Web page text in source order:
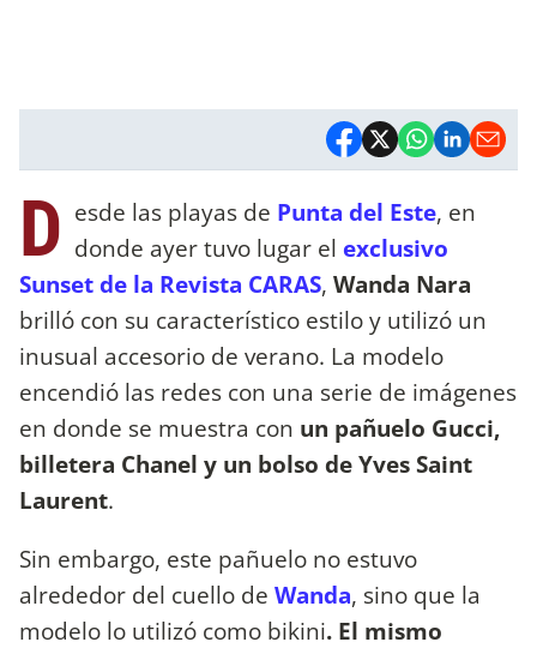
D esde las playas de Punta del Este, en
donde ayer tuvo lugar el exclusivo
Sunset de la Revista CARAS, Wanda Nara
brilló con su característico estilo y utilizó un
inusual accesorio de verano. La modelo
encendió las redes con una serie de imágenes
en donde se muestra con un pañuelo Gucci,
billetera Chanel y un bolso de Yves Saint
Laurent.
Sin embargo, este pañuelo no estuvo
alrededor del cuello de Wanda, sino que la
modelo lo utilizó como bikini. El mismo